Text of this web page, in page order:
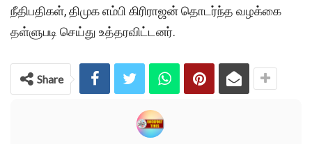
நீதிபதிகள், திமுக எம்பி கிரிராஜன் தொடர்ந்த வழக்கை
தள்ளுபடி செய்து உத்தரவிட்டனர்.
Share